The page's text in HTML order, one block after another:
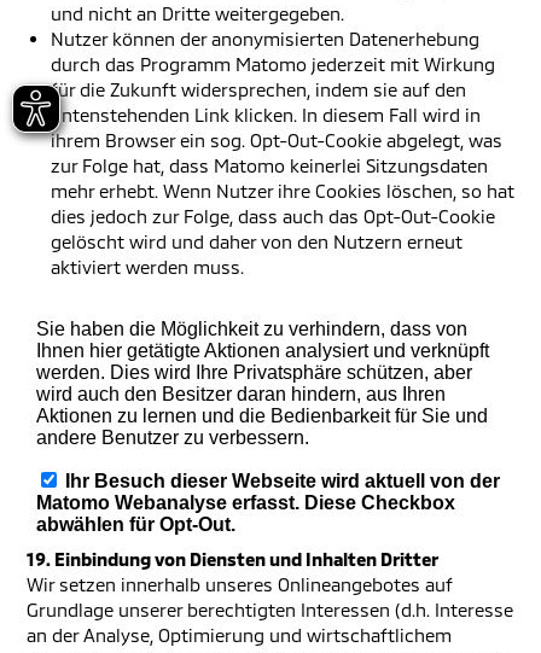
und nicht an Dritte weitergegeben.
Nutzer können der anonymisierten Datenerhebung
durch das Programm Matomo jederzeit mit Wirkung
für die Zukunft widersprechen, indem sie auf den
untenstehenden Link klicken. In diesem Fall wird in
ihrem Browser ein sog. Opt-Out-Cookie abgelegt, was
zur Folge hat, dass Matomo keinerlei Sitzungsdaten
mehr erhebt. Wenn Nutzer ihre Cookies löschen, so hat
dies jedoch zur Folge, dass auch das Opt-Out-Cookie
gelöscht wird und daher von den Nutzern erneut
aktiviert werden muss.
19. Einbindung von Diensten und Inhalten Dritter
Wir setzen innerhalb unseres Onlineangebotes auf
Grundlage unserer berechtigten Interessen (d.h. Interesse
an der Analyse, Optimierung und wirtschaftlichem